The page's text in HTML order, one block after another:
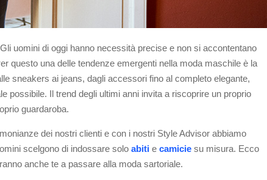
uomini di oggi hanno necessità precise e non si accontentano
questo una delle tendenze emergenti nella moda maschile è la
sneakers ai jeans, dagli accessori fino al completo elegante,
possibile. Il trend degli ultimi anni invita a riscoprire un proprio
guardaroba.
dei nostri clienti e con i nostri Style Advisor abbiamo
scelgono di indossare solo abiti e camicie su misura. Ecco
anche te a passare alla moda sartoriale.